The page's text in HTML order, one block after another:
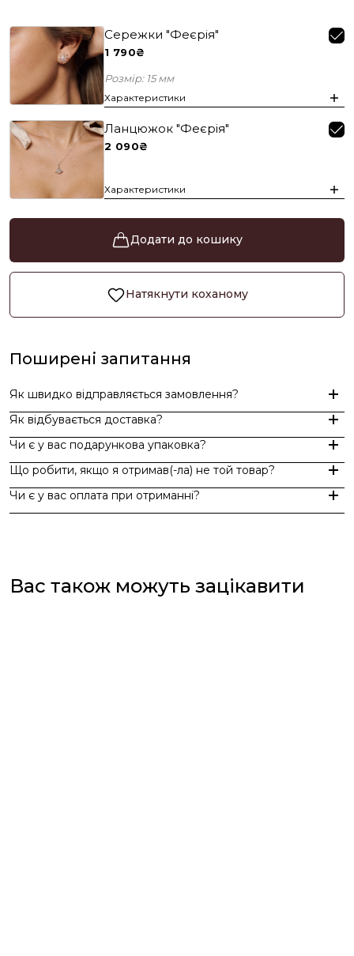
Сережки "Феєрія"
1 790₴
Розмір: 15 мм
Характеристики
Ланцюжок "Феєрія"
2 090₴
Характеристики
Додати до кошику
Натякнути коханому
Поширені запитання
Як швидко відправляється замовлення?
Замовлення, оформлені до 15:00, відправляються в той же
Індивідуальні замовлення (гравіювання, вироби з перлин
Як відбувається доставка?
Доставка по Україні - Безкоштовно від 3000 грн.
За додаткову по Європі та світу , служба доставки "Укр
Чи є у вас подарункова упаковка?
Так, ми надаємо стильну фірмову упаковку до кожного
Що робити, якщо я отримав(-ла) не той товар?
Чи є у вас оплата при отриманні?
Вас також можуть зацікавити